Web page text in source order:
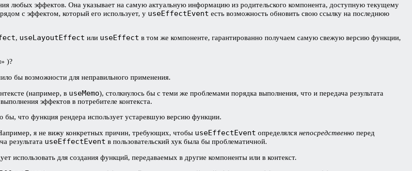
любых эффектов. Она указывает на самую актуальную информацию из родительского компонента, доступную текущему
с эффектом, который его использует, у useEffectEvent есть возможность обновить свою ссылку на последнюю
, useLayoutEffect или useEffect в том же компоненте, гарантированно получаем самую свежую версию функции,
)?
бы возможности для неправильного применения.
(например, в useMemo), столкнулось бы с теми же проблемами порядка выполнения, что и передача результата
эффектов в потребителе контекста.
бы, что функция рендера использует устаревшую версию функции.
я не вижу конкретных причин, требующих, чтобы useEffectEvent определялся непосредственно перед
результата useEffectEvent в пользовательский хук была бы проблематичной.
использовать для создания функций, передаваемых в другие компоненты или в контекст.